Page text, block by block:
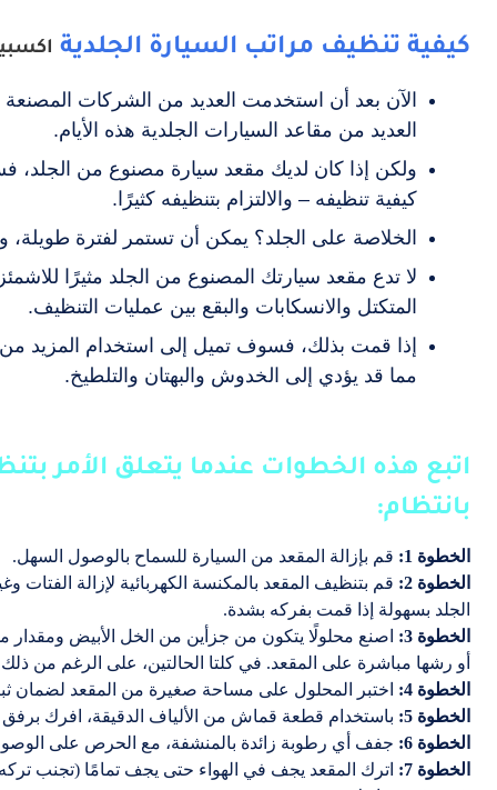
كيفية تنظيف مراتب السيارة الجلدية
الآن بعد أن استخدمت العديد من الشركات المصنعة
العديد من مقاعد السيارات الجلدية هذه الأيام.
ولكن إذا كان لديك مقعد سيارة مصنوع من الجلد،
كيفية تنظيفه – والالتزام بتنظيفه كثيرًا.
الخلاصة على الجلد؟ يمكن أن تستمر لفترة
لا تدع مقعد سيارتك المصنوع من الجلد مثيرًا
المتكتل والانسكابات والبقع بين عمليات التنظيف.
إذا قمت بذلك، فسوف تميل إلى استخدام المزيد
مما قد يؤدي إلى الخدوش والبهتان والتلطيخ.
اتبع هذه الخطوات عندما يتعلق الأمر
بانتظام:
الخطوة 1:
قم بإزالة المقعد من السيارة للسماح بالوصول السهل.
الخطوة 2:
قم بتنظيف المقعد بالمكنسة الكهربائية لإزالة
الجلد بسهولة إذا قمت بفركه بشدة.
الخطوة 3:
اصنع محلولًا يتكون من جزأين من الخل الأبيض
أو رشها مباشرة على المقعد. في كلتا الحالتين، على الرغم من
الخطوة 4:
اختبر المحلول على مساحة صغيرة من المقعد لضمان
الخطوة 5:
باستخدام قطعة قماش من الألياف الدقيقة، افرك
الخطوة 6:
جفف أي رطوبة زائدة بالمنشفة، مع الحرص على
الخطوة 7:
اترك المقعد يجف في الهواء حتى يجف تمامًا (تجنب